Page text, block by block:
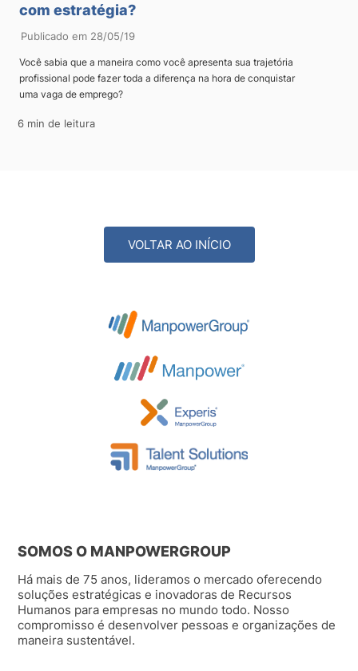
com estratégia?
Publicado em 28/05/19
Você sabia que a maneira como você apresenta sua trajetória
profissional pode fazer toda a diferença na hora de conquistar
uma vaga de emprego?
6 min de leitura
VOLTAR AO INÍCIO
SOMOS O MANPOWERGROUP
Há mais de 75 anos, lideramos o mercado oferecendo
soluções estratégicas e inovadoras de Recursos
Humanos para empresas no mundo todo. Nosso
compromisso é desenvolver pessoas e organizações de
maneira sustentável.